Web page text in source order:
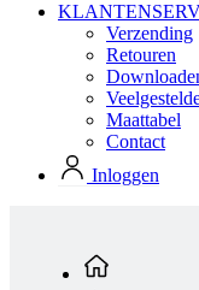
Verzending
Retouren
Maattabel
Contact
Inloggen